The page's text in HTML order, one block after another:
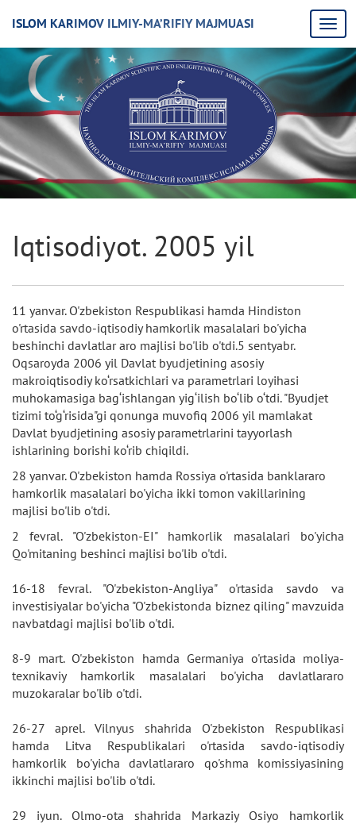
ISLOM KARIMOV ILMIY-MA’RIFIY MAJMUASI
Iqtisodiyot. 2005 yil
11 yanvar. O'zbekiston Respublikasi hamda Hindiston
o'rtasida savdo-iqtisodiy hamkorlik masalalari bo'yicha
beshinchi davlatlar aro majlisi bo'lib o'tdi.5 sentyabr.
Oqsaroyda 2006 yil Davlat byudjetining asosiy
makroiqtisodiy ko‘rsatkichlari va parametrlari loyihasi
muhokamasiga bag‘ishlangan yig‘ilish bo‘lib o‘tdi. "Byudjet
tizimi to‘g‘risida"gi qonunga muvofiq 2006 yil mamlakat
Davlat byudjetining asosiy parametrlarini tayyorlash
ishlarining borishi ko‘rib chiqildi.
28 yanvar. O'zbekiston hamda Rossiya o'rtasida banklararo
hamkorlik masalalari bo'yicha ikki tomon vakillarining
majlisi bo'lib o'tdi.
2 fevral. "O'zbekiston-EI" hamkorlik masalalari bo'yicha
Qo'mitaning beshinci majlisi bo'lib o'tdi.
16-18 fevral. "O'zbekiston-Angliya" o'rtasida savdo va
investisiyalar bo'yicha "O'zbekistonda biznez qiling" mavzuida
navbatdagi majlisi bo'lib o'tdi.
8-9 mart. O'zbekiston hamda Germaniya o'rtasida moliya-
texnikaviy hamkorlik masalalari bo'yicha davlatlararo
muzokaralar bo'lib o'tdi.
26-27 aprel. Vilnyus shahrida O'zbekiston Respublikasi
hamda Litva Respublikalari o'rtasida savdo-iqtisodiy
hamkorlik bo'yicha davlatlararo qo'shma komissiyasining
ikkinchi majlisi bo'lib o'tdi.
29 iyun. Olmo-ota shahrida Markaziy Osiyo hamkorlik